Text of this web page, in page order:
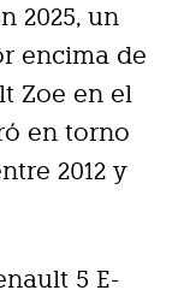
2025, un
encima de
Zoe en el
en torno
2012 y
5 E-